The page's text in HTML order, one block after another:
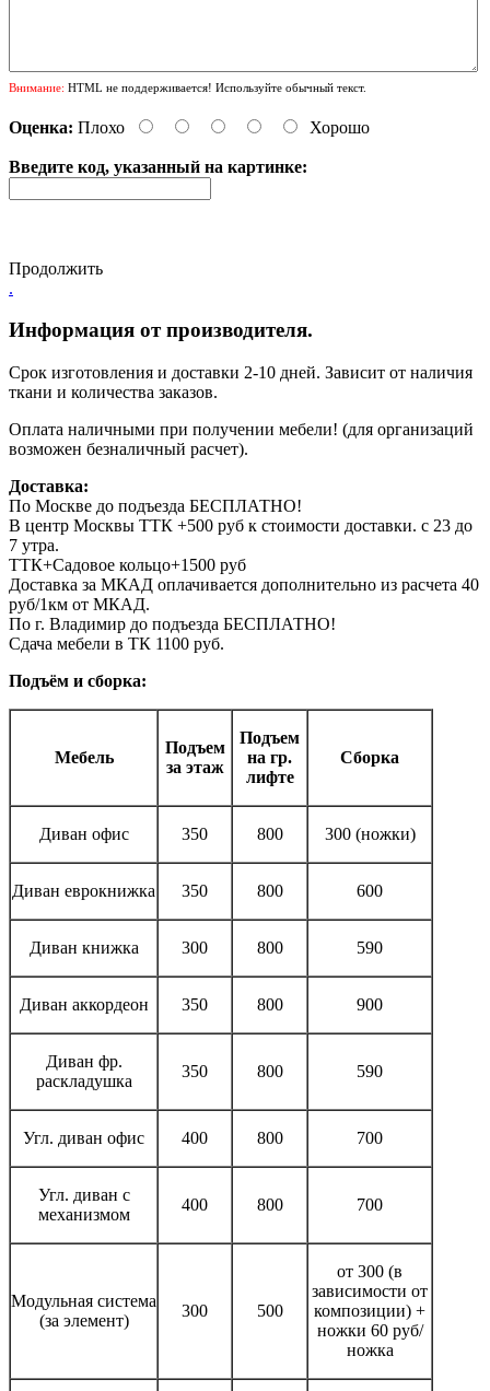
Внимание: HTML не поддерживается! Используйте обычный текст.
Оценка: Плохо Хорошо
Введите код, указанный на картинке:
Продолжить
.
Информация от производителя.
Срок изготовления и доставки 2-10 дней. Зависит от наличия
ткани и количества заказов.
Оплата наличными при получении мебели! (для организаций
возможен безналичный расчет).
Доставка:
По Москве до подъезда БЕСПЛАТНО!
В центр Москвы ТТК +500 руб к стоимости доставки. с 23 до
7 утра.
ТТК+Садовое кольцо+1500 руб
Доставка за МКАД оплачивается дополнительно из расчета 40
руб/1км от МКАД.
По г. Владимир до подъезда БЕСПЛАТНО!
Сдача мебели в ТК 1100 руб.
Подъём и сборка:
Мебель
Подъем
за этаж
Подъем
на гр.
лифте
Сборка
Диван офис 350 800 300 (ножки)
Диван еврокнижка 350 800 600
Диван книжка 300 800 590
Диван аккордеон 350 800 900
Диван фр.
раскладушка
350 800 590
Угл. диван офис 400 800 700
Угл. диван с
механизмом
400 800 700
Модульная система
(за элемент)
300 500
от 300 (в
зависимости от
композиции) +
ножки 60 руб/
ножка